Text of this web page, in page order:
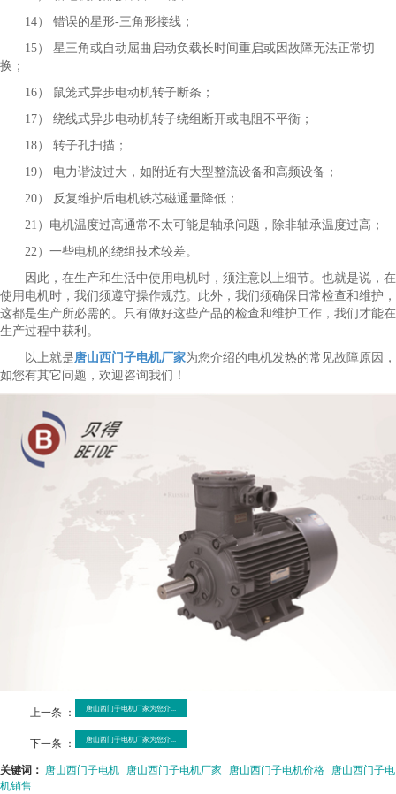
14） 错误的星形-三角形接线；
15） 星三角或自动屈曲启动负载长时间重启或因故障无法正常切
换；
16） 鼠笼式异步电动机转子断条；
17） 绕线式异步电动机转子绕组断开或电阻不平衡；
18） 转子孔扫描；
19） 电力谐波过大，如附近有大型整流设备和高频设备；
20） 反复维护后电机铁芯磁通量降低；
21）电机温度过高通常不太可能是轴承问题，除非轴承温度过高；
22）一些电机的绕组技术较差。
因此，在生产和生活中使用电机时，须注意以上细节。也就是说，在
使用电机时，我们须遵守操作规范。此外，我们须确保日常检查和维护，
这都是生产所必需的。只有做好这些产品的检查和维护工作，我们才能在
生产过程中获利。
以上就是唐山西门子电机厂家为您介绍的电机发热的常见故障原因，
如您有其它问题，欢迎咨询我们！
上一条 ： 唐山西门子电机厂家为您介...
下一条 ： 唐山西门子电机厂家为您介...
关键词： 唐山西门子电机 唐山西门子电机厂家 唐山西门子电机价格 唐山西门子电
机销售